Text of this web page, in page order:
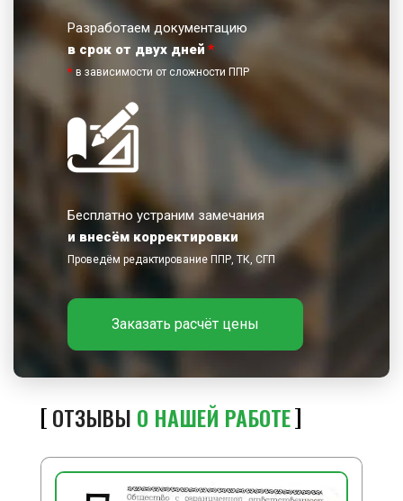
Разработаем документацию
в срок от двух дней *
* в зависимости от сложности ППР
Бесплатно устраним замечания
и внесём корректировки
Проведём редактирование ППР, ТК, СГП
Заказать расчёт цены
ОТЗЫВЫ О НАШЕЙ РАБОТЕ